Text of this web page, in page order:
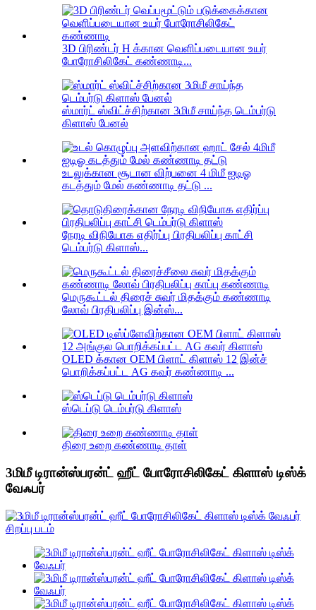
3D பிரிண்டர் H க்கான வெளிப்படையான உயர்
போரோசிலிகேட் கண்ணாடி...
ஸ்மார்ட் ஸ்விட்ச்சிற்கான 3மிமீ சாய்ந்த டெம்பர்டு
கிளாஸ் பேனல்
உடலுக்கான சூடான விற்பனை 4 மிமீ ஐடிஓ
கடத்தும் மேல் கண்ணாடி தட்டு ...
நேரடி விநியோக எதிர்ப்பு பிரதிபலிப்பு காட்சி
டெம்பர்டு கிளாஸ்...
மெருகூட்டல் திரைச் சுவர் மிதக்கும் கண்ணாடி
லோவ் பிரதிபலிப்பு இன்ஸ்...
OLED க்கான OEM பிளாட் கிளாஸ் 12 இன்ச்
பொறிக்கப்பட்ட AG கவர் கண்ணாடி ...
ஸ்டெப்டு டெம்பர்டு கிளாஸ்
திரை உறை கண்ணாடி தாள்
3மிமீ டிரான்ஸ்பரன்ட் ஹீட் போரோசிலிகேட் கிளாஸ் டிஸ்க்
வேஃபர்